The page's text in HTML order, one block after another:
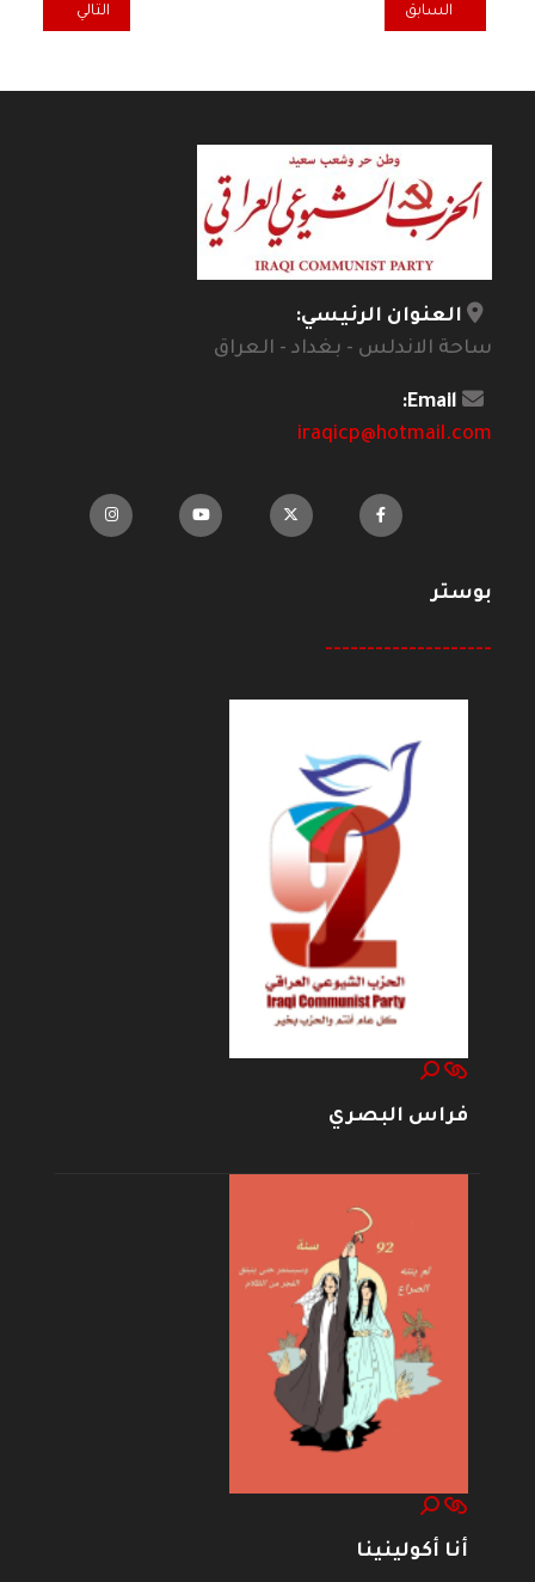
المقال السابق: تعاز ومواساة برحيل الرفيق حسن الحسني (ابو لندا)
السابق المقال التالي:
التالي
العنوان الرئيسي:
ساحة الاندلس - بغداد - العراق
Email:
iraqicp@hotmail.com
بوستر
--------------------
فراس البصري
أنا أكولينينا